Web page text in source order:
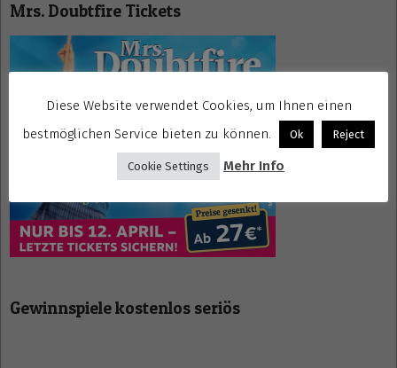
Mrs. Doubtfire Tickets
Gewinnspiele kostenlos seriös
Diese Website verwendet Cookies, um Ihnen einen
bestmöglichen Service bieten zu können.
Ok Reject
Cookie Settings Mehr Info